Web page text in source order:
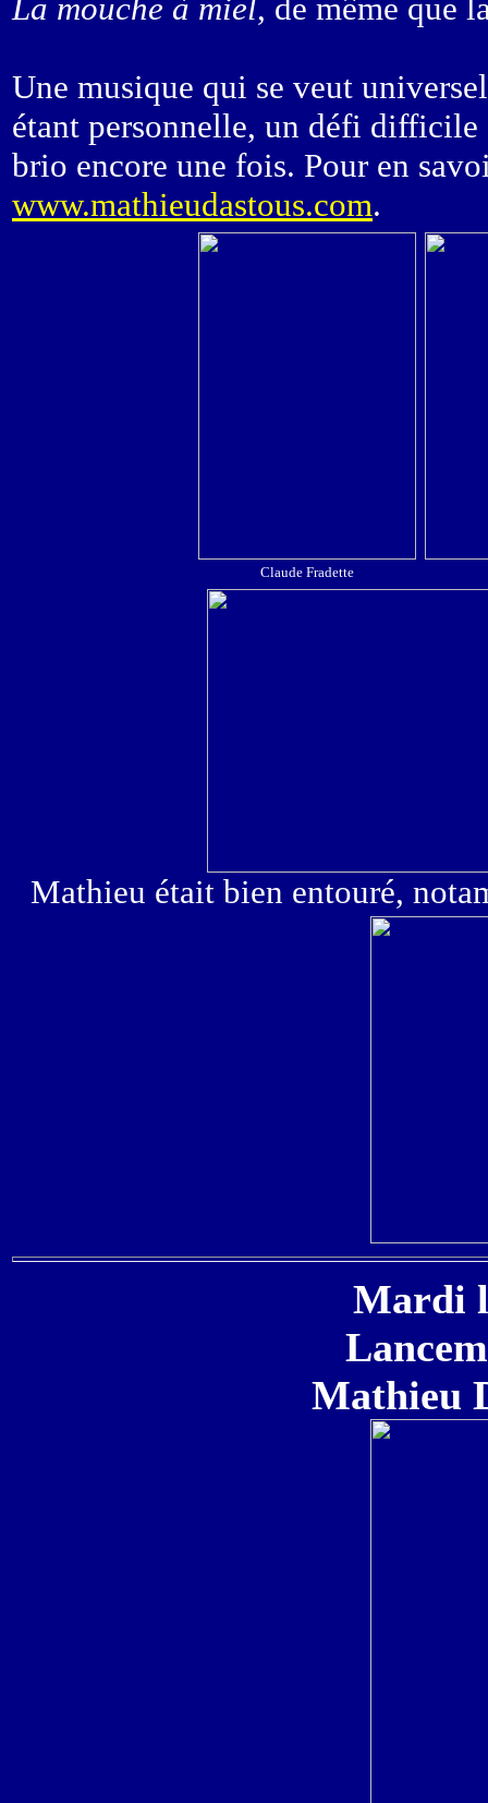
La mouche à miel, de même que
Une musique qui se veut
étant personnelle, un défi difficile
brio encore une fois. Pour en
www.mathieudastous.com.
Claude Fradette
Mathieu était bien entouré,
Mardi
Mathieu